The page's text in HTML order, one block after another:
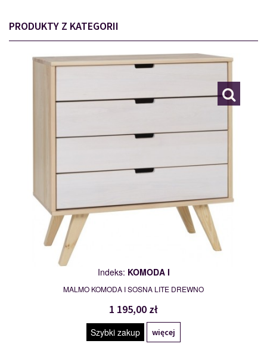
PRODUKTY Z KATEGORII
118311
Indeks: KOMODA I
MALMO KOMODA I SOSNA LITE DREWNO
1 195,00 zł
Szybki zakup więcej